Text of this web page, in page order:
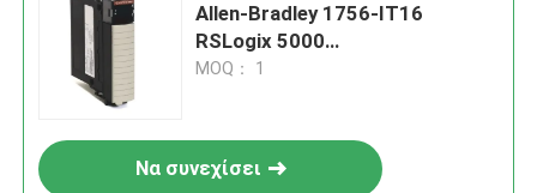
Allen-Bradley 1756-IT16
RSLogix 5000
Προγραμματιστικό λογισμικό
MOQ： 1
Να συνεχίσει